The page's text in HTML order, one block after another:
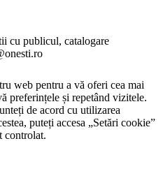
cu publicul, catalogare
web pentru a vă oferi cea mai
preferințele și repetând vizitele.
de acord cu utilizarea
puteți accesa „Setări cookie”
controlat.